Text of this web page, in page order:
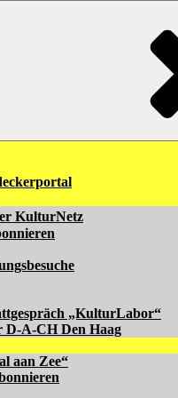
KulturNetz
„KulturLabor“
D-A-CH Den Haag
aan Zee“